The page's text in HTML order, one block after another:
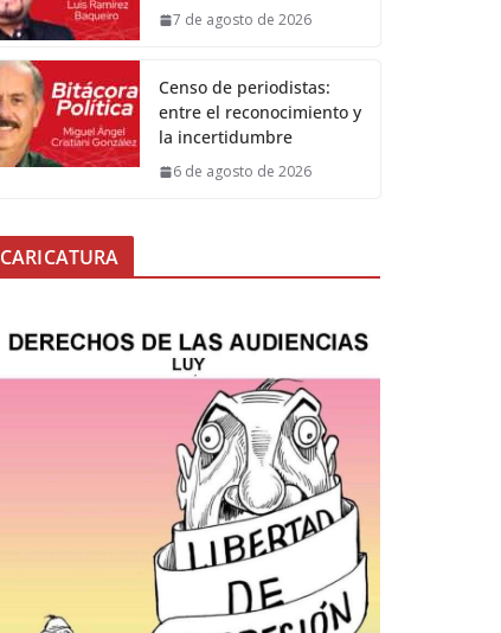
7 de agosto de 2026
Censo de periodistas:
entre el reconocimiento y
la incertidumbre
6 de agosto de 2026
CARICATURA